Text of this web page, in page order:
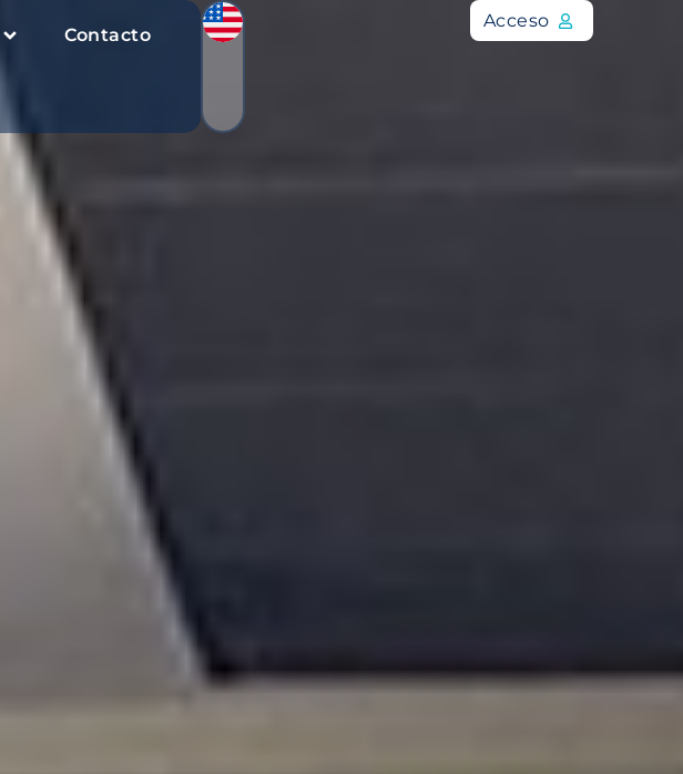
Contacto
Acceso